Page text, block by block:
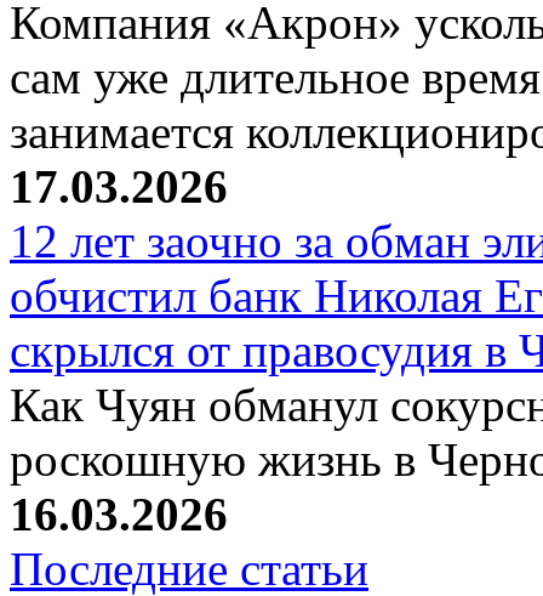
Компания «Акрон»
сам уже длительное
занимается
17.03.2026
12 лет заочно за обман
обчистил банк Николая
скрылся от правосудия в
Как Чуян обманул
роскошную жизнь в
16.03.2026
Последние статьи